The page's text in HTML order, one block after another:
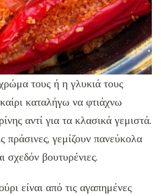
τους ή η γλυκιά τους
καταλήγω να φτιάχνω
αντί για τα κλασικά γεμιστά.
πράσινες, γεμίζουν πανεύκολα
σχεδόν βουτυρένιες.
είναι από τις αγαπημένες